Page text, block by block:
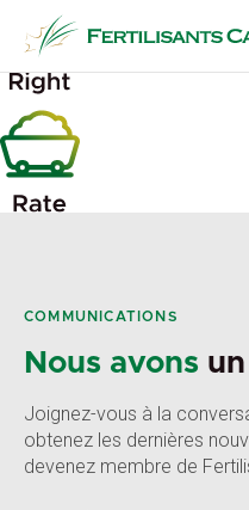
contenu
COMMUNICATIONS
Nous avons
Joignez-vous à la
obtenez les dernières
devenez membre de